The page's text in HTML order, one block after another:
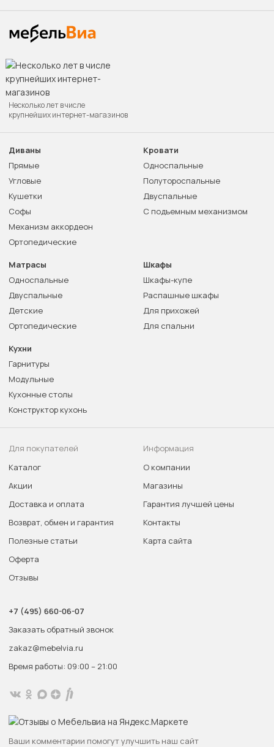
Несколько лет в числе
крупнейших интернет-магазинов
Диваны
Прямые
Угловые
Кушетки
Софы
Механизм аккордеон
Ортопедические
Кровати
Односпальные
Полутороспальные
Двуспальные
С подъемным механизмом
Матрасы
Односпальные
Двуспальные
Детские
Ортопедические
Шкафы
Шкафы-купе
Распашные шкафы
Для прихожей
Для спальни
Кухни
Гарнитуры
Модульные
Кухонные столы
Конструктор кухонь
Для покупателей
Каталог
Акции
Доставка и оплата
Возврат, обмен и гарантия
Полезные статьи
Оферта
Отзывы
Информация
О компании
Магазины
Гарантия лучшей цены
Контакты
Карта сайта
+7 (495) 660-06-07
Заказать обратный звонок
zakaz@mebelvia.ru
Время работы: 09:00 – 21:00
Ваши комментарии помогут улучшить наш сайт